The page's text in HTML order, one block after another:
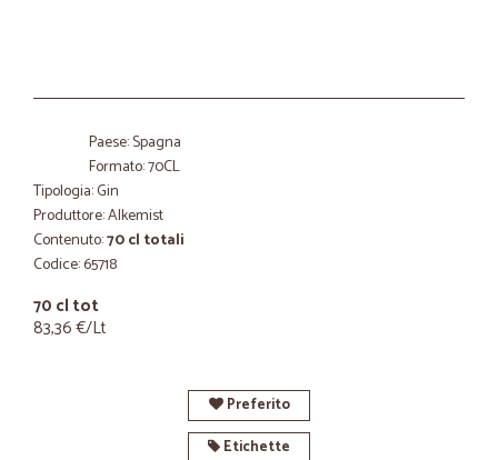
Paese: Spagna
Formato: 70CL
Tipologia: Gin
Produttore: Alkemist
Contenuto:70 cl totali
Codice: 65718
70 cl tot
83,36 €/Lt
Preferito
Etichette